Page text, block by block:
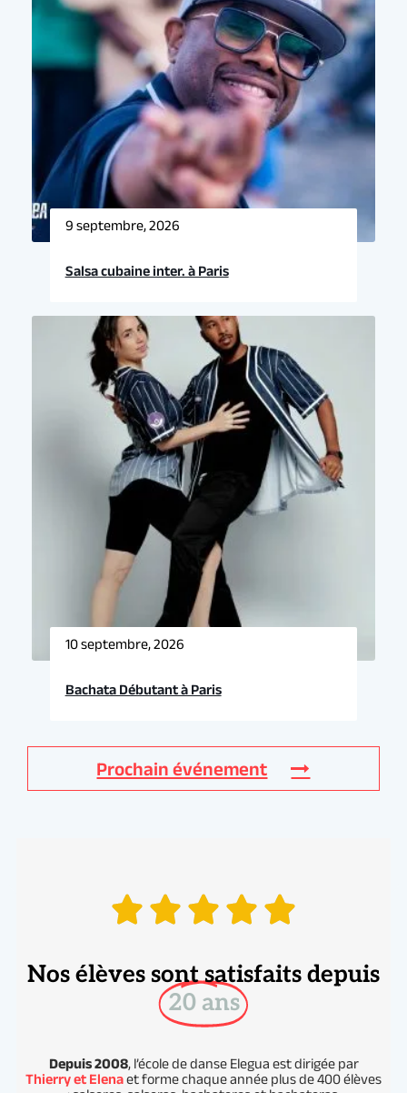
9 septembre, 2026
Salsa cubaine inter. à Paris
10 septembre, 2026
Bachata Débutant à Paris
Nos élèves sont satisfaits depuis
20 ans
Depuis 2008, l’école de danse Elegua est dirigée par
Thierry et Elenaet forme chaque année plus de 400 élèves